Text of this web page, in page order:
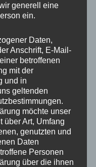
generell eine
ein.
Daten,
Anschrift, E-Mail-
betroffenen
mit der
und in
geltenden
möchte unser
über Art, Umfang
genutzten und
Daten
Personen
über die ihnen